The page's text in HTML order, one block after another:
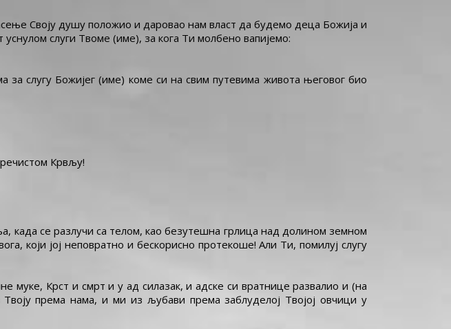
Своју душу положио и даровао нам власт да будемо деца Божија и
слуги Твоме (име), за кога Ти молбено вапијемо:
за слугу Божијег (име) коме си на свим путевима живота његовог био
Крвљу!
када се разлучи са телом, као безутешна грлица над долином земном
који јој неповратно и бескорисно протекоше! Али Ти, помилуј слугу
Крст и смрт и у ад силазак, и адске си вратнице развалио и (на
према нама, и ми из љубави према заблуделој Твојој овчици у